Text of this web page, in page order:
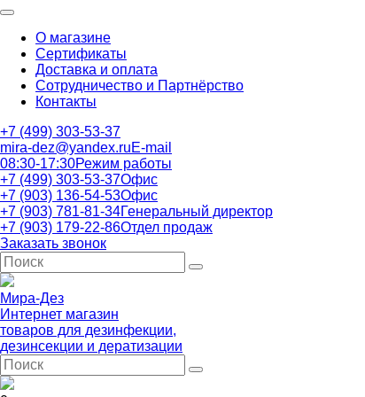
О магазине
Сертификаты
Доставка и оплата
Сотрудничество и Партнёрство
Контакты
+7 (499) 303-53-37
mira-dez@yandex.ruE-mail
08:30-17:30Режим работы
+7 (499) 303-53-37Офис
+7 (903) 136-54-53Офис
+7 (903) 781-81-34Генеральный директор
+7 (903) 179-22-86Отдел продаж
Заказать звонок
Мира-Дез
Интернет магазин
товаров для дезинфекции,
дезинсекции и дератизации